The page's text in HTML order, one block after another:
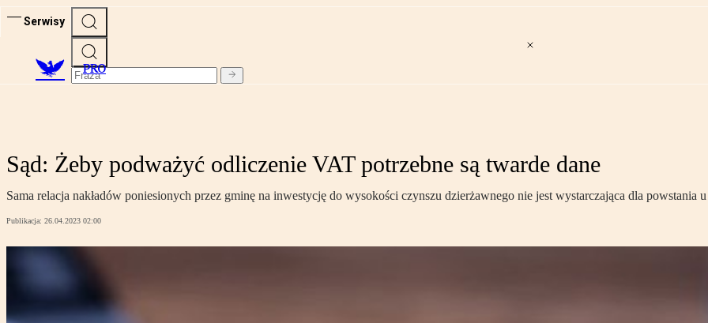
Serwisy
PRO
Sąd: Żeby podważyć odliczenie VAT potrzebne są twarde dane
Sama relacja nakładów poniesionych przez gminę na inwestycję do wysokości czynszu dzierżawnego nie jest wystarczająca dla powstania
Publikacja: 26.04.2023 02:00